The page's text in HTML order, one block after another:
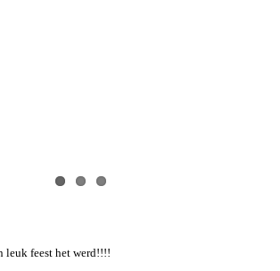
leuk feest het werd!!!!